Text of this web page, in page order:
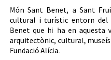
Món Sant Benet, a Sant
cultural i turístic entorn del
Benet que hi ha en aquesta
arquitectònic, cultural,
Fundació Alícia.